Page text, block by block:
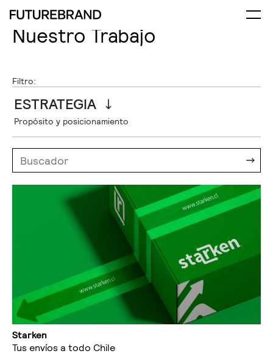
Nuestro Trabajo
Filtro:
ESTRATEGIA
Propósito y posicionamiento
Starken
Tus envíos a todo Chile